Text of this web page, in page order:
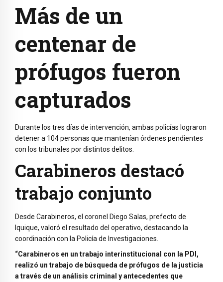
Más de un
centenar de
prófugos fueron
capturados
Durante los tres días de intervención, ambas policías lograron
detener a 104 personas que mantenían órdenes pendientes
con los tribunales por distintos delitos.
Carabineros destacó
trabajo conjunto
Desde Carabineros, el coronel Diego Salas, prefecto de
Iquique, valoró el resultado del operativo, destacando la
coordinación con la Policía de Investigaciones.
“Carabineros en un trabajo interinstitucional con la PDI,
realizó un trabajo de búsqueda de prófugos de la justicia
a través de un análisis criminal y antecedentes que